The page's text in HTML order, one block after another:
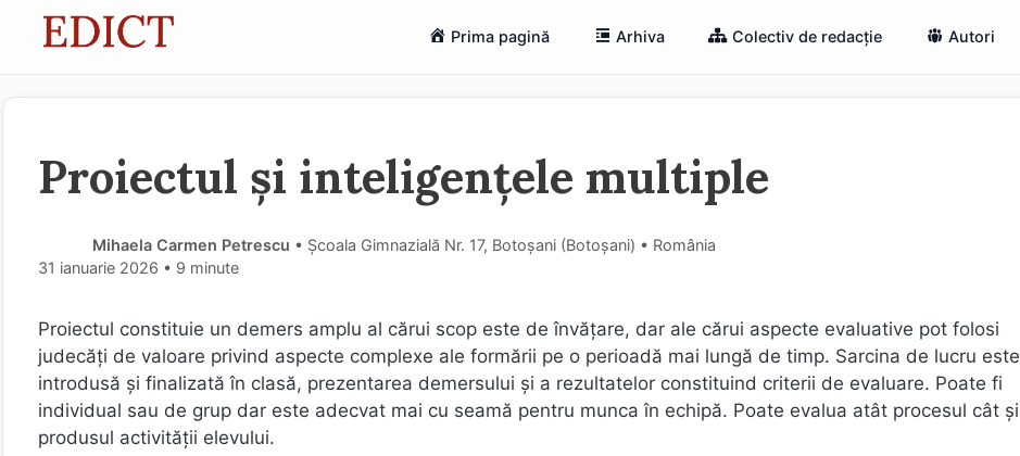
Prima pagină Arhiva Colectiv de redacție Autori
Proiectul și inteligențele multiple
Mihaela Carmen Petrescu • Școala Gimnazială Nr. 17, Botoșani (Botoşani) • România
31 ianuarie 2026 • 9 minute
Proiectul constituie un demers amplu al cărui scop este de învăţare, dar ale cărui aspecte evaluative pot folosi
judecăţi de valoare privind aspecte complexe ale formării pe o perioadă mai lungă de timp. Sarcina de lucru este
introdusă şi finalizată în clasă, prezentarea demersului şi a rezultatelor constituind criterii de evaluare. Poate fi
individual sau de grup dar este adecvat mai cu seamă pentru munca în echipă. Poate evalua atât procesul cât şi
produsul activităţii elevului.